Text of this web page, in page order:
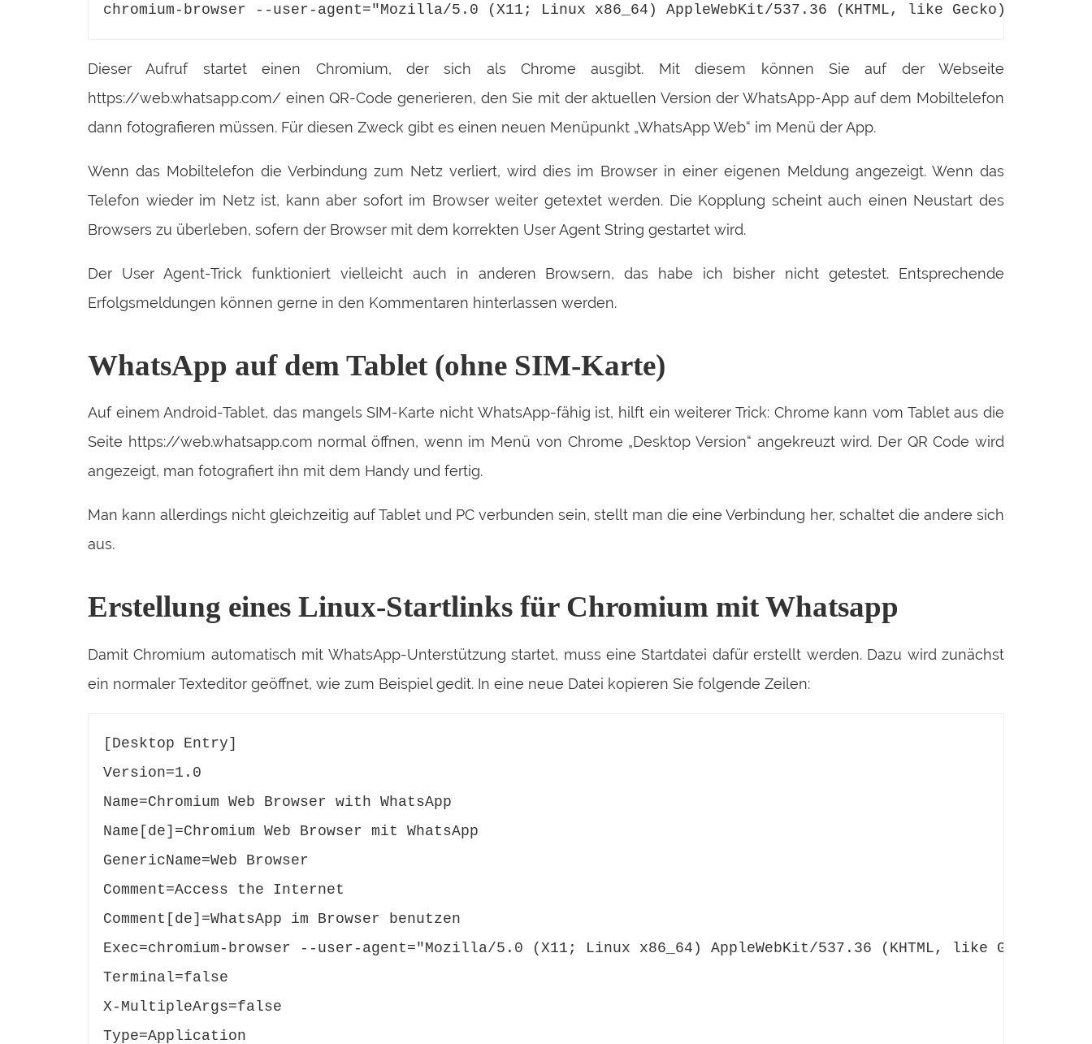
chromium-browser --user-agent="Mozilla/5.0 (X11; Linux x86_64) AppleWebKit/537.36 (KHTML, like Gecko)
Dieser Aufruf startet einen Chromium, der sich als Chrome ausgibt. Mit diesem können Sie auf der Webseite
https://web.whatsapp.com/ einen QR-Code generieren, den Sie mit der aktuellen Version der WhatsApp-App auf dem Mobiltelefon
dann fotografieren müssen. Für diesen Zweck gibt es einen neuen Menüpunkt „WhatsApp Web“ im Menü der App.
Wenn das Mobiltelefon die Verbindung zum Netz verliert, wird dies im Browser in einer eigenen Meldung angezeigt. Wenn das
Telefon wieder im Netz ist, kann aber sofort im Browser weiter getextet werden. Die Kopplung scheint auch einen Neustart des
Browsers zu überleben, sofern der Browser mit dem korrekten User Agent String gestartet wird.
Der User Agent-Trick funktioniert vielleicht auch in anderen Browsern, das habe ich bisher nicht getestet. Entsprechende
Erfolgsmeldungen können gerne in den Kommentaren hinterlassen werden.
WhatsApp auf dem Tablet (ohne SIM-Karte)
Auf einem Android-Tablet, das mangels SIM-Karte nicht WhatsApp-fähig ist, hilft ein weiterer Trick: Chrome kann vom Tablet aus die
Seite https://web.whatsapp.com normal öffnen, wenn im Menü von Chrome „Desktop Version“ angekreuzt wird. Der QR Code wird
angezeigt, man fotografiert ihn mit dem Handy und fertig.
Man kann allerdings nicht gleichzeitig auf Tablet und PC verbunden sein, stellt man die eine Verbindung her, schaltet die andere sich
aus.
Erstellung eines Linux-Startlinks für Chromium mit Whatsapp
Damit Chromium automatisch mit WhatsApp-Unterstützung startet, muss eine Startdatei dafür erstellt werden. Dazu wird zunächst
ein normaler Texteditor geöffnet, wie zum Beispiel gedit. In eine neue Datei kopieren Sie folgende Zeilen:
[Desktop Entry]
Version=1.0
Name=Chromium Web Browser with WhatsApp
Name[de]=Chromium Web Browser mit WhatsApp
GenericName=Web Browser
Comment=Access the Internet
Comment[de]=WhatsApp im Browser benutzen
Exec=chromium-browser --user-agent="Mozilla/5.0 (X11; Linux x86_64) AppleWebKit/537.36 (KHTML, like Gecko)
Terminal=false
X-MultipleArgs=false
Type=Application